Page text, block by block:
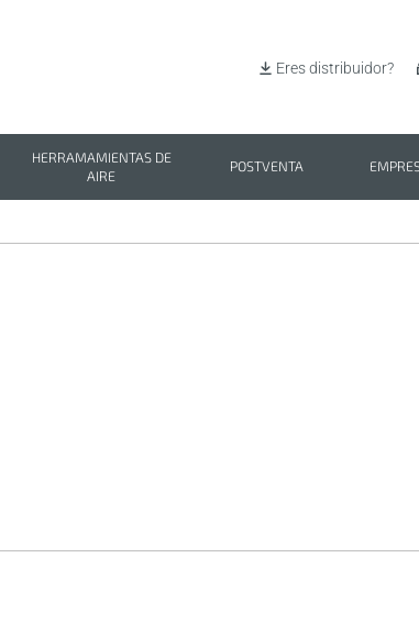
Eres distribuidor?
HERRAMAMIENTAS DE
AIRE
POSTVENTA